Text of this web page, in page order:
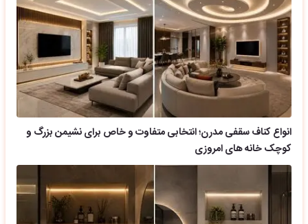
انواع کناف سقفی مدرن؛ انتخابی متفاوت و خاص برای نشیمن بزرگ و
کوچک خانه های امروزی